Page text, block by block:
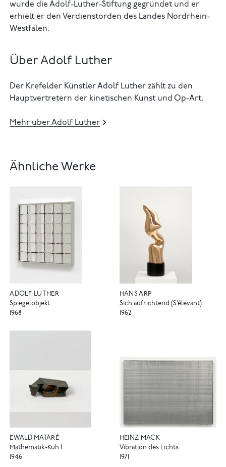
wurde die Adolf-Luther-Stiftung gegründet und er
erhielt er den Verdienstorden des Landes Nordrhein-
Westfalen.
Über Adolf Luther
Der Krefelder Künstler Adolf Luther zählt zu den
Hauptvertretern der kinetischen Kunst und Op-Art.
Mehr über Adolf Luther
Ähnliche Werke
ADOLF LUTHER
Spiegelobjekt
1968
HANS ARP
Sich aufrichtend (S‘élevant)
1962
EWALD MATARÉ
Mathematik-Kuh I
1946
HEINZ MACK
Vibration des Lichts
1971